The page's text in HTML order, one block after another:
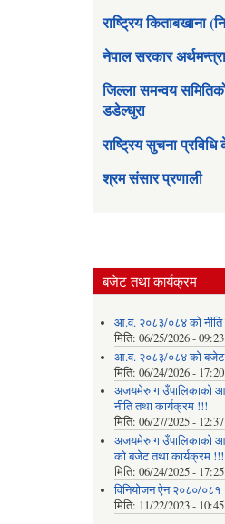
राष्ट्रिय किताबखाना
नेपाल सरकार
जिल्ला समन्वय
डडेल्धुरा
राष्ट्रिय सुचना प्रविधि
श्रम संसार प्रणाली
बजेट तथा कार्यक्रम
आ.व. २०८३/०८४ को नीति
मिति: 06/25/2026 - 09:23
आ.व. २०८३/०८४ को बजेट
मिति: 06/24/2026 - 17:20
अजयमेरु गाउँपालिकाको
नीति तथा कार्यक्रम !!!
मिति: 06/27/2025 - 12:37
अजयमेरु गाउँपालिकाको
को बजेट तथा कार्यक्रम !!!
मिति: 06/24/2025 - 17:25
विनियोजन ऐन २०८०/०८१
मिति: 11/22/2023 - 10:45